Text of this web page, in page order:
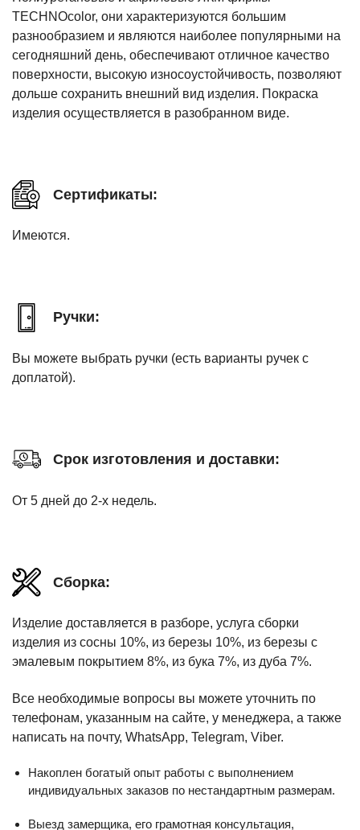
TECHNOcolor, они характеризуются большим
разнообразием и являются наиболее популярными на
сегодняшний день, обеспечивают отличное качество
поверхности, высокую износоустойчивость, позволяют
дольше сохранить внешний вид изделия. Покраска
изделия осуществляется в разобранном виде.
Сертификаты:
Имеются.
Ручки:
Вы можете выбрать ручки (есть варианты ручек с
доплатой).
Срок изготовления и доставки:
От 5 дней до 2-х недель.
Сборка:
Изделие доставляется в разборе, услуга сборки
изделия из сосны 10%, из березы 10%, из березы с
эмалевым покрытием 8%, из бука 7%, из дуба 7%.
Все необходимые вопросы вы можете уточнить по
телефонам, указанным на сайте, у менеджера, а также
написать на почту, WhatsApp, Telegram, Viber.
Накоплен богатый опыт работы с выполнением
индивидуальных заказов по нестандартным размерам.
Выезд замерщика, его грамотная консультация,